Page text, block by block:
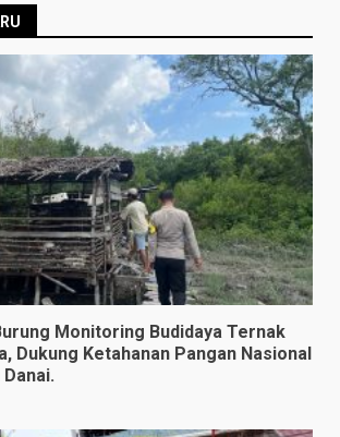
Monitoring Budidaya Ternak
Dukung Ketahanan Pangan Nasional